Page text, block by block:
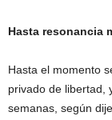
Hasta resonancia
Hasta el momento
privado de libertad,
semanas, según